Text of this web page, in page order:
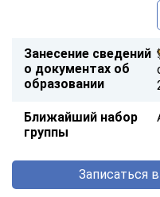
Занесение сведений
о документах об
образовании
Ближайший набор
группы
Записаться